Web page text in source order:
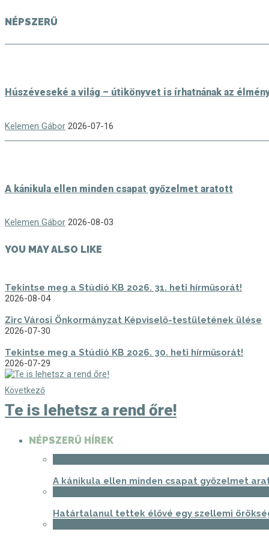
NÉPSZERŰ
Húszéveseké a világ – útikönyvet is írhatnának az
Kelemen Gábor 2026-07-16
A kánikula ellen minden csapat győzelmet aratott
Kelemen Gábor 2026-08-03
YOU MAY ALSO LIKE
Tekintse meg a Stúdió KB 2026. 31. heti hírműsorát!
2026-08-04
Zirc Városi Önkormányzat Képviselő-testületének ülése
2026-07-30
Tekintse meg a Stúdió KB 2026. 30. heti hírműsorát!
2026-07-29
Következő
Te is lehetsz a rend őre!
NÉPSZERŰ HÍREK
A kánikula ellen minden csapat győzelmet
Határtalanul tettek élővé egy szellemi